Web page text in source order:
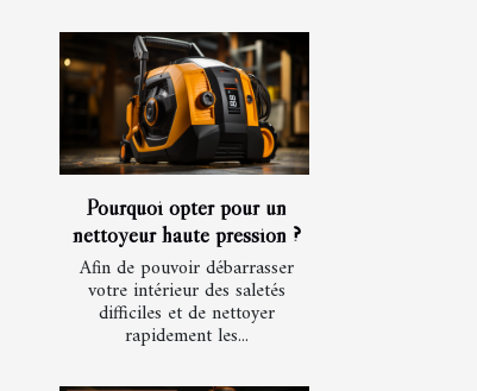
Pourquoi opter pour un
nettoyeur haute pression ?
Afin de pouvoir débarrasser
votre intérieur des saletés
difficiles et de nettoyer
rapidement les...